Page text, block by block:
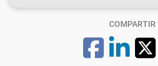
COMPARTIR